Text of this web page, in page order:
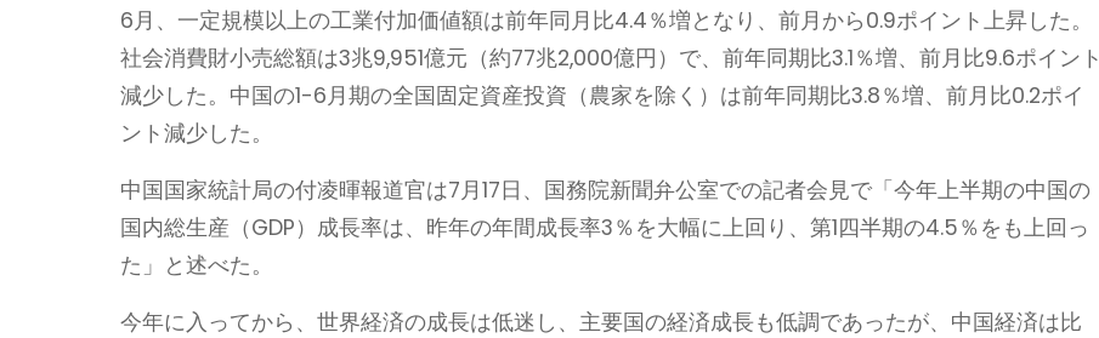
6月、一定規模以上の工業付加価値額は前年同月比4.4％増となり、前月から0.9ポイント上昇した。
社会消費財小売総額は3兆9,951億元（約77兆2,000億円）で、前年同期比3.1％増、前月比9.6ポイント
減少した。中国の1-6月期の全国固定資産投資（農家を除く）は前年同期比3.8％増、前月比0.2ポイ
ント減少した。
中国国家統計局の付凌暉報道官は7月17日、国務院新聞弁公室での記者会見で「今年上半期の中国の
国内総生産（GDP）成長率は、昨年の年間成長率3％を大幅に上回り、第1四半期の4.5％をも上回っ
た」と述べた。
今年に入ってから、世界経済の成長は低迷し、主要国の経済成長も低調であったが、中国経済は比